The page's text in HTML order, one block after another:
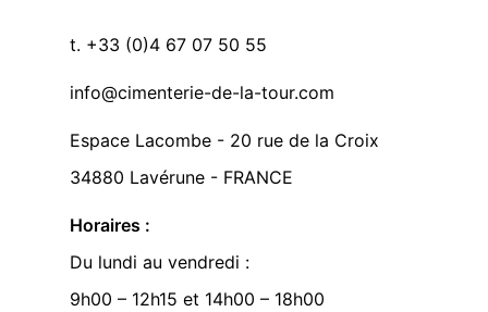
t. +33 (0)4 67 07 50 55
info@cimenterie-de-la-tour.com
Espace Lacombe - 20 rue de la Croix
34880 Lavérune - FRANCE
Horaires :
Du lundi au vendredi :
9h00 – 12h15 et 14h00 – 18h00